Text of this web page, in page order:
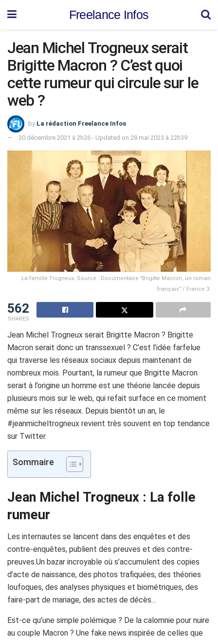
Freelance Infos
Jean Michel Trogneux serait
Brigitte Macron ? C’est quoi
cette rumeur qui circule sur le
web ?
by La rédaction Freelance Infos
20 décembre 2021 à 2h26 - Updated on 28 mai 2023 à 22h39
La famille Trogneux. Source : Documentaire "Brigitte Macron, un roman
français" / France 3.
562
SHARES
Jean Michel Trogneux serait Brigitte Macron ? Brigitte
Macron serait donc un transsexuel ? C’est l’idée farfelue
qui traverse les réseaux sociaux depuis maintenant de
nombreux mois. Pourtant, la rumeur que Brigitte Macron
serait à l’origine un homme est une théorie lancée depuis
plusieurs mois sur le web, qui refait surface en ce moment
même sur les réseaux. Depuis bientôt un an, le
#jeanmicheltrogneux revient très souvent en top tendance
sur Twitter.
Sommaire
Jean Michel Trogneux : La folle
rumeur
Les internautes se lancent dans des enquêtes et des
contre-enquêtes, publient des preuves et des contre-
preuves.Un bazar incroyable où s’accumulent des copies
d’acte de naissance, des photos trafiquées, des théories
loufoques, des analyses physiques et biométriques, des
faire-part de mariage, des actes de décès…
Est-ce qu’une simple polémique ? De la calomnie pour nuire
au couple Macron ? Une fake news inspirée de celles que